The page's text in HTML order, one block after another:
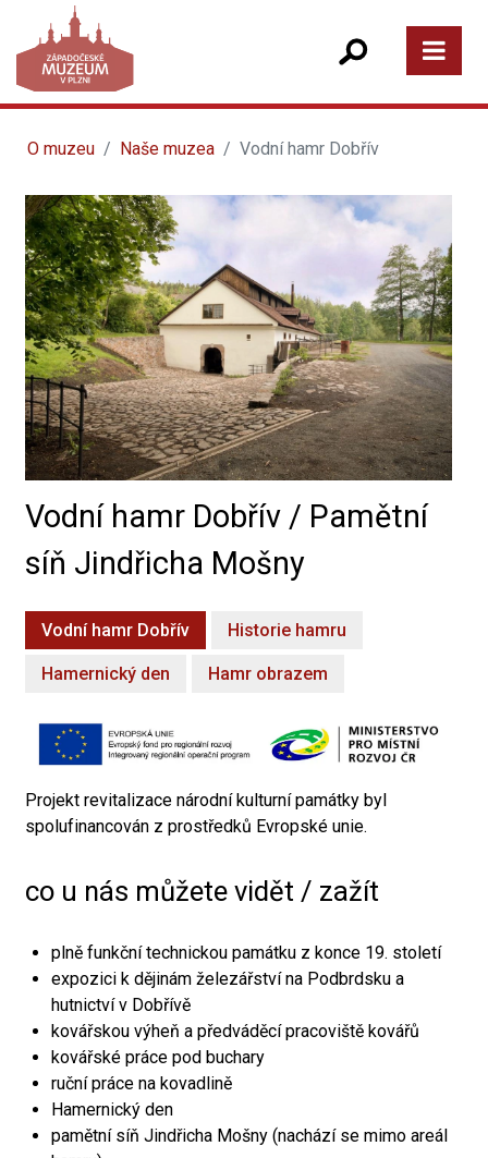
O muzeu Naše muzea Vodní hamr Dobřív
Vodní hamr Dobřív / Pamětní
síň Jindřicha Mošny
Vodní hamr Dobřív Historie hamru
Hamernický den Hamr obrazem
Projekt revitalizace národní kulturní památky byl
spolufinancován z prostředků Evropské unie.
co u nás můžete vidět / zažít
plně funkční technickou památku z konce 19. století
expozici k dějinám železářství na Podbrdsku a
hutnictví v Dobřívě
kovářskou výheň a předváděcí pracoviště kovářů
kovářské práce pod buchary
ruční práce na kovadlině
Hamernický den
pamětní síň Jindřicha Mošny (nachází se mimo areál